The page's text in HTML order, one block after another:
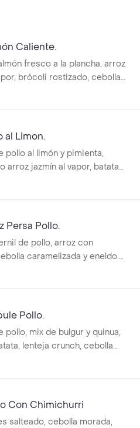
Caliente.
fresco a la plancha, arroz
brócoli rostizado, cebolla
encurtida, kale crocante y
al Limon.
pollo al limón y pimienta,
arroz jazmín al vapor, batatas
almendras tostadas
Persa Pollo.
de pollo, arroz con
caramelizada y eneldo.
ensalada de tomates y
Pollo.
pollo, mix de bulgur y quinua,
lenteja crunch, cebolla
frescas, almendras,
Con Chimichurri
salteado, cebolla morada,